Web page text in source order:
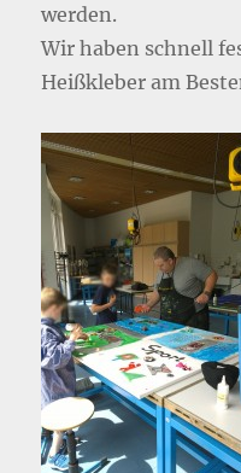
werden.
Wir haben schnell
Heißkleber am